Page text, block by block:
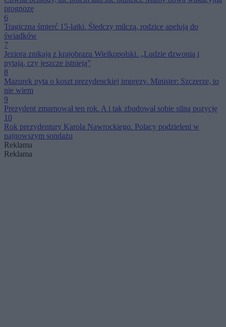
prognozę
6
Tragiczna śmierć 15-latki. Śledczy milczą, rodzice apelują do
świadków
7
Jeziora znikają z krajobrazu Wielkopolski. „Ludzie dzwonią i
pytają, czy jeszcze istnieją”
8
Mazurek pyta o koszt prezydenckiej imprezy. Minister: Szczerze, to
nie wiem
9
Prezydent zmarnował ten rok. A i tak zbudował sobie silną pozycję
10
Rok prezydentury Karola Nawrockiego. Polacy podzieleni w
najnowszym sondażu
Reklama
Reklama